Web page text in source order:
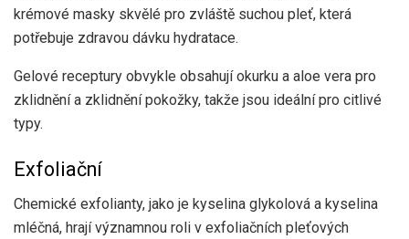
krémové masky skvělé pro zvláště suchou pleť, která
potřebuje zdravou dávku hydratace.
Gelové receptury obvykle obsahují okurku a aloe vera pro
zklidnění a zklidnění pokožky, takže jsou ideální pro citlivé
typy.
Exfoliační
Chemické exfolianty, jako je kyselina glykolová a kyselina
mléčná, hrají významnou roli v exfoliačních pleťových